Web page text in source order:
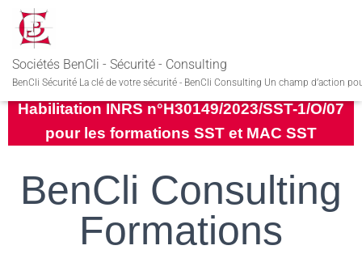
Sociétés BenCli - Sécurité - Consulting
BenCli Sécurité La clé de votre sécurité - BenCli Consulting Un champ d’action
Activité enregistrée sous le n°93830660183.
Cet enregistrement ne vaut pas agrément de
l’Etat
Habilitation INRS n°H30149/2023/SST-1/O/07
pour les formations SST et MAC SST
BenCli Consulting
Formations